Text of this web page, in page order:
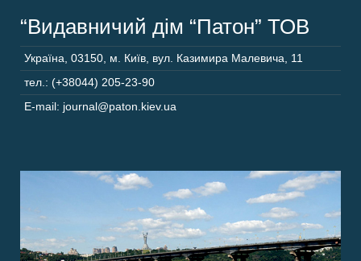
“Видавничий дім “Патон” ТОВ
Україна 03150 м. Київ, вул. Казимира Малевича, 11
тел.: (+38044) 205-23-90
E-mail: journal@paton.kiev.ua